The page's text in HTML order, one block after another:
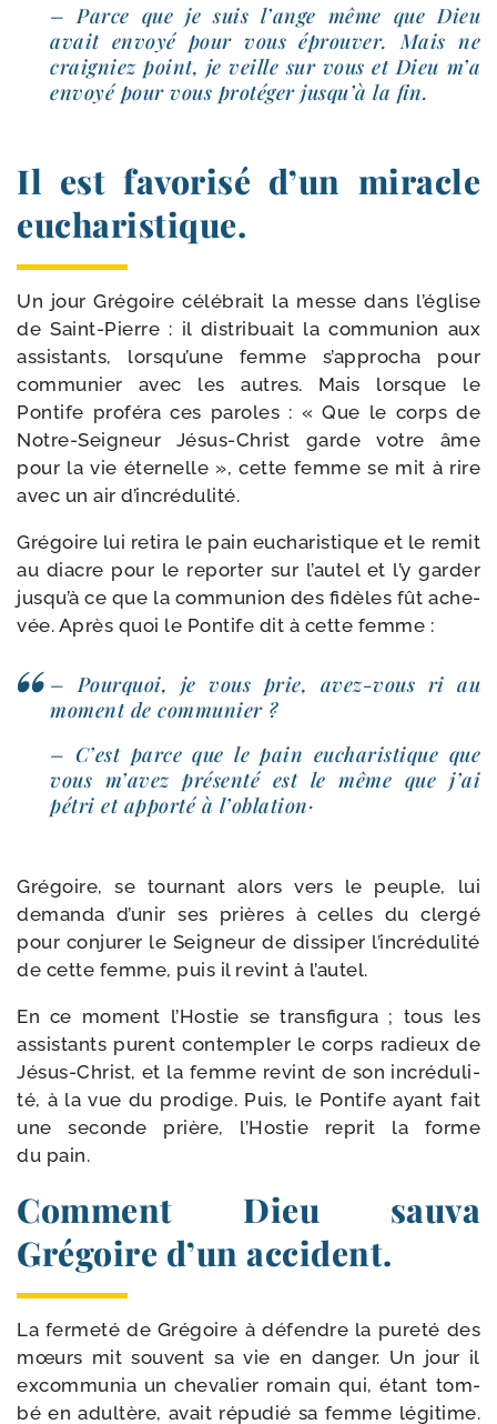
– Parce que je suis l’ange même que Dieu
avait envoyé pour vous éprou­ver. Mais ne
crai­gniez point, je veille sur vous et Dieu m’a
envoyé pour vous pro­té­ger jusqu’à la fin.
Il est favorisé d’un miracle
eucharistique.
Un jour Grégoire célé­brait la messe dans l’église
de Saint-​Pierre : il dis­tri­buait la com­mu­nion aux
assis­tants, lorsqu’une femme s’approcha pour
com­mu­nier avec les autres. Mais lorsque le
Pontife pro­fé­ra ces paroles : « Que le corps de
Notre-​Seigneur Jésus-​Christ garde votre âme
pour la vie éter­nelle », cette femme se mit à rire
avec un air d’incrédulité.
Grégoire lui reti­ra le pain eucha­ris­tique et le remit
au diacre pour le repor­ter sur l’autel et l’y gar­der
jusqu’à ce que la com­mu­nion des fidèles fût ache­
vée. Après quoi le Pontife dit à cette femme :
– Pourquoi, je vous prie, avez-​vous ri au
moment de communier ?
– C’est parce que le pain eucha­ris­tique que
vous m’avez pré­sen­té est le même que j’ai
pétri et appor­té à l’oblation·
Grégoire, se tour­nant alors vers le peuple, lui
deman­da d’unir ses prières à celles du cler­gé
pour conju­rer le Seigneur de dis­si­per l’incrédulité
de cette femme, puis il revint à l’autel.
En ce moment l’Hostie se trans­fi­gu­ra ; tous les
assis­tants purent contem­pler le corps radieux de
Jésus-​Christ, et la femme revint de son incré­du­li­
té, à la vue du pro­dige. Puis, le Pontife ayant fait
une seconde prière, l’Hostie reprit la forme
du pain.
Comment Dieu sauva
Grégoire d’un accident.
La fer­me­té de Grégoire à défendre la pure­té des
mœurs mit sou­vent sa vie en dan­ger. Un jour il
excom­mu­nia un che­va­lier romain qui, étant tom­
bé en adul­tère, avait répu­dié sa femme légi­time.